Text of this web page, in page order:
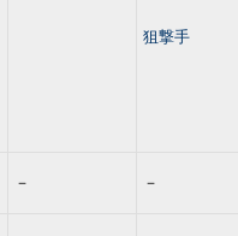
狙撃手
－ －